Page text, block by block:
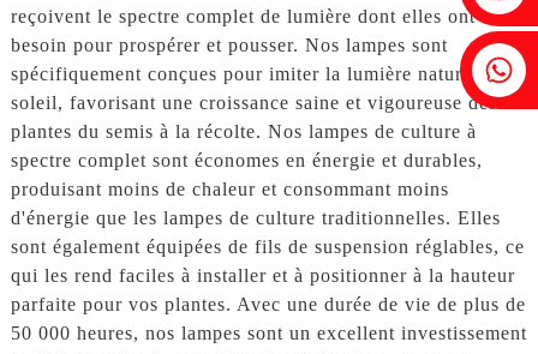
Tobin : +86 18818667168
reçoivent le spectre complet de lumière dont elles ont
besoin pour prospérer et pousser. Nos lampes sont
spécifiquement conçues pour imiter la lumière naturelle du
soleil, favorisant une croissance saine et vigoureuse des
plantes du semis à la récolte. Nos lampes de culture à
spectre complet sont économes en énergie et durables,
produisant moins de chaleur et consommant moins
d'énergie que les lampes de culture traditionnelles. Elles
sont également équipées de fils de suspension réglables, ce
qui les rend faciles à installer et à positionner à la hauteur
parfaite pour vos plantes. Avec une durée de vie de plus de
50 000 heures, nos lampes sont un excellent investissement